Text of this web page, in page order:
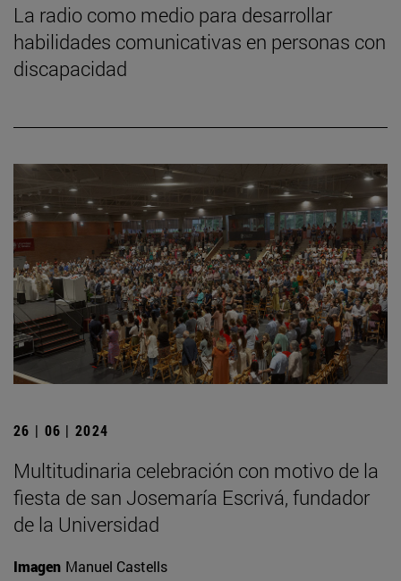
La radio como medio para desarrollar
habilidades comunicativas en personas con
discapacidad
26 | 06 | 2024
Multitudinaria celebración con motivo de la
fiesta de san Josemaría Escrivá, fundador
de la Universidad
Imagen Manuel Castells